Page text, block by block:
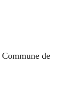
de